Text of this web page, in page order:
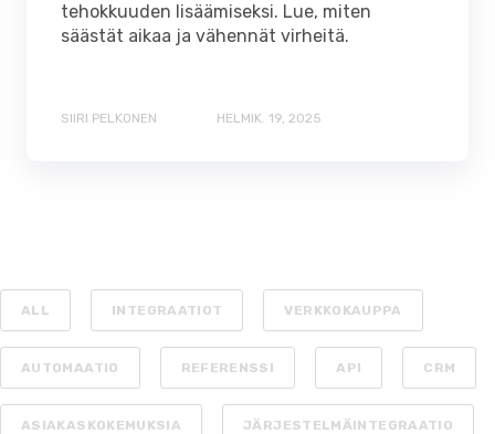
tehokkuuden lisäämiseksi. Lue, miten
säästät aikaa ja vähennät virheitä.
SIIRI PELKONEN HELMIK. 19, 2025
ALL INTEGRAATIOT VERKKOKAUPPA
AUTOMAATIO REFERENSSI API CRM
ASIAKASKOKEMUKSIA JÄRJESTELMÄINTEGRAATIO